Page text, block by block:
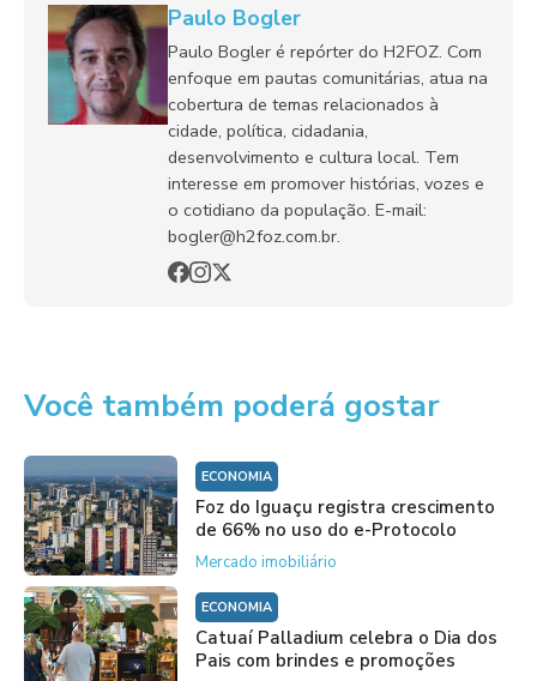
Paulo Bogler
Paulo Bogler é repórter do H2FOZ. Com
enfoque em pautas comunitárias, atua na
cobertura de temas relacionados à
cidade, política, cidadania,
desenvolvimento e cultura local. Tem
interesse em promover histórias, vozes e
o cotidiano da população. E-mail:
bogler@h2foz.com.br.
Você também poderá gostar
ECONOMIA
Foz do Iguaçu registra crescimento
de 66% no uso do e-Protocolo
Mercado imobiliário
ECONOMIA
Catuaí Palladium celebra o Dia dos
Pais com brindes e promoções